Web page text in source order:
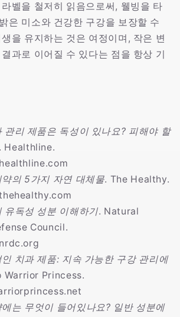
벨을 철저히 읽음으로써, 웰빙을 타
은 미소와 건강한 구강을 보장할 수
을 유지하는 것은 여정이며, 작은 변
과로 이어질 수 있다는 점을 항상 기
관리 제품은 독성이 있나요? 피해야 할
. Healthline.
약의 5가지 자연 대체물. The Healthy.
유독성 성분 이해하기. Natural
Council.
인 치과 제품: 지속 가능한 구강 관리에
Warrior Princess.
에는 무엇이 들어있나요? 일반 성분에